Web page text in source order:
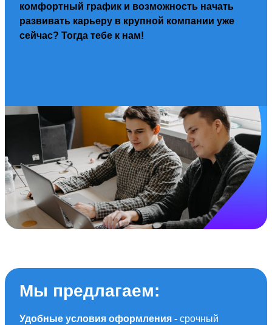
комфортный график и возможность начать
развивать карьеру в крупной компании уже
сейчас? Тогда тебе к нам!
Мы предлагаем:
Удобные условия оформления - срочный